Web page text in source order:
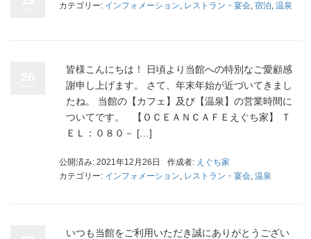
カテゴリー: インフォメーション, レストラン・宴会, 宿泊, 温泉
皆様こんにちは！ 日頃より当館への特別なご愛顧感
謝申し上げます。 さて、年末年始が近づいてきまし
たね。 当館の【カフェ】及び【温泉】の営業時間に
ついてです。 【ＯＣＥＡＮＣＡＦＥえぐち家】 Ｔ
ＥＬ：０８０－ […]
公開済み: 2021年12月26日 作成者: えぐち家
カテゴリー: インフォメーション, レストラン・宴会, 温泉
いつも当館をご利用いただき誠にありがとうござい